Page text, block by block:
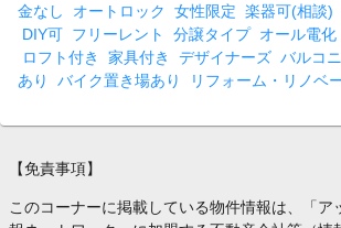
金なし
オートロック 女性限定 楽器可(相談)
DIY可 フリーレント 分譲タイプ オール電化
ロフト付き
家具付き デザイナーズ バルコ
あり
バイク置き場あり リフォーム・リノベ
【免責事項】
このコーナーに掲載している物件情報は、「ア